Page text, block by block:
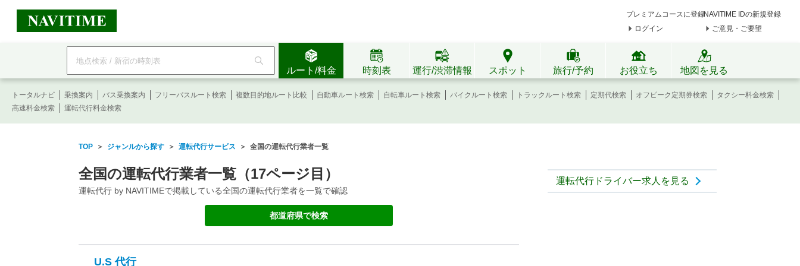
プレミアムコースに登録NAVITIME IDの新規登録
ログイン
ご意見・ご要望
フ
ワ
ド
検
ルート/料金 時刻表 運行/渋滞情報 スポット 旅行/予約 お役立ち 地図を見る
トータルナビ 乗換案内 バス乗換案内 フリーパスルート検索 複数目的地ルート比較 自動車ルート検索 自転車ルート検索 バイクルート検索 トラックルート検索 定期代検索 オフピーク定期券検索
タクシー料金検索
高速料金検索
運転代行料金検索
TOP ＞ ジャンルから探す ＞ 運転代行サービス ＞ 全国の運転代行業者一覧
全国の運転代行業者一覧（17ページ目）
運転代行 by NAVITIMEで掲載している全国の運転代行業者を一覧で確認
都道府県で検索
U.S 代行
運転代行ドライバー求人を見る